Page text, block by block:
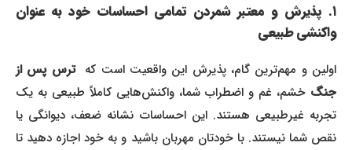
۱. پذیرش و معتبر شمردن تمامی احساسات خود به عنوان
واکنشی طبیعی
اولین و مهم‌ترین گام، پذیرش این واقعیت است کهترس پس از
جنگخشم، غم و اضطراب شما، واکنش‌هایی کاملاً طبیعی به یک
تجربه غیرطبیعی هستند. این احساسات نشانه ضعف، دیوانگی یا
نقص شما نیستند. با خودتان مهربان باشید و به خود اجازه دهید تا